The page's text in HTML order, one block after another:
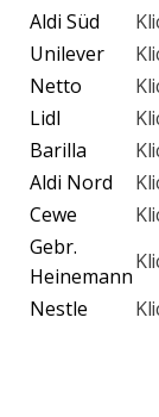
Aldi Süd
Unilever
Netto
Lidl
Barilla
Aldi Nord
Cewe
Gebr.
Heinemann
Nestle